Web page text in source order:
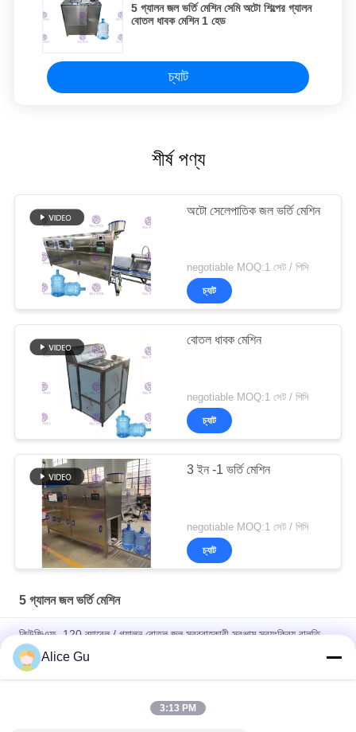
5 গ্যালন জল ভর্তি মেশিন সেমি অটো শিল্পের গ্যালন
বোতল ধাবক মেশিন 1 হেড
চ্যাট
শীর্ষ পণ্য
অটো সেলেপাতিক জল ভর্তি মেশিন
negotiable MOQ:1 সেট / পিসি
চ্যাট
বোতল ধাবক মেশিন
negotiable MOQ:1 সেট / পিসি
চ্যাট
3 ইন -1 ভর্তি মেশিন
negotiable MOQ:1 সেট / পিসি
চ্যাট
5 গ্যালন জল ভর্তি মেশিন
কিউজিএফ -120 ব্যারেল / গ্যালন বোতল জল সরবরাহকারী সরঞ্জাম স্বয়ংক্রিয় বালতি
লোডিং ডিভাইস / প্ল্যান্ট / মেশিন / সিস্টেমের সাথে
12g/H 5 গ্যালন ব্যারেল ওয়াটার ফিলিং মেশিন সেল্ফ সার্ভিস কয়েন সোয়াইপ পেমেন্ট
বালতি / ব্যারেল / গ্যালন বোতল জল ধুয়ে ক্যাপিং সরঞ্জাম / উদ্ভিদ / মেশিন / সিস্টেম /
Alice Gu
3:13 PM